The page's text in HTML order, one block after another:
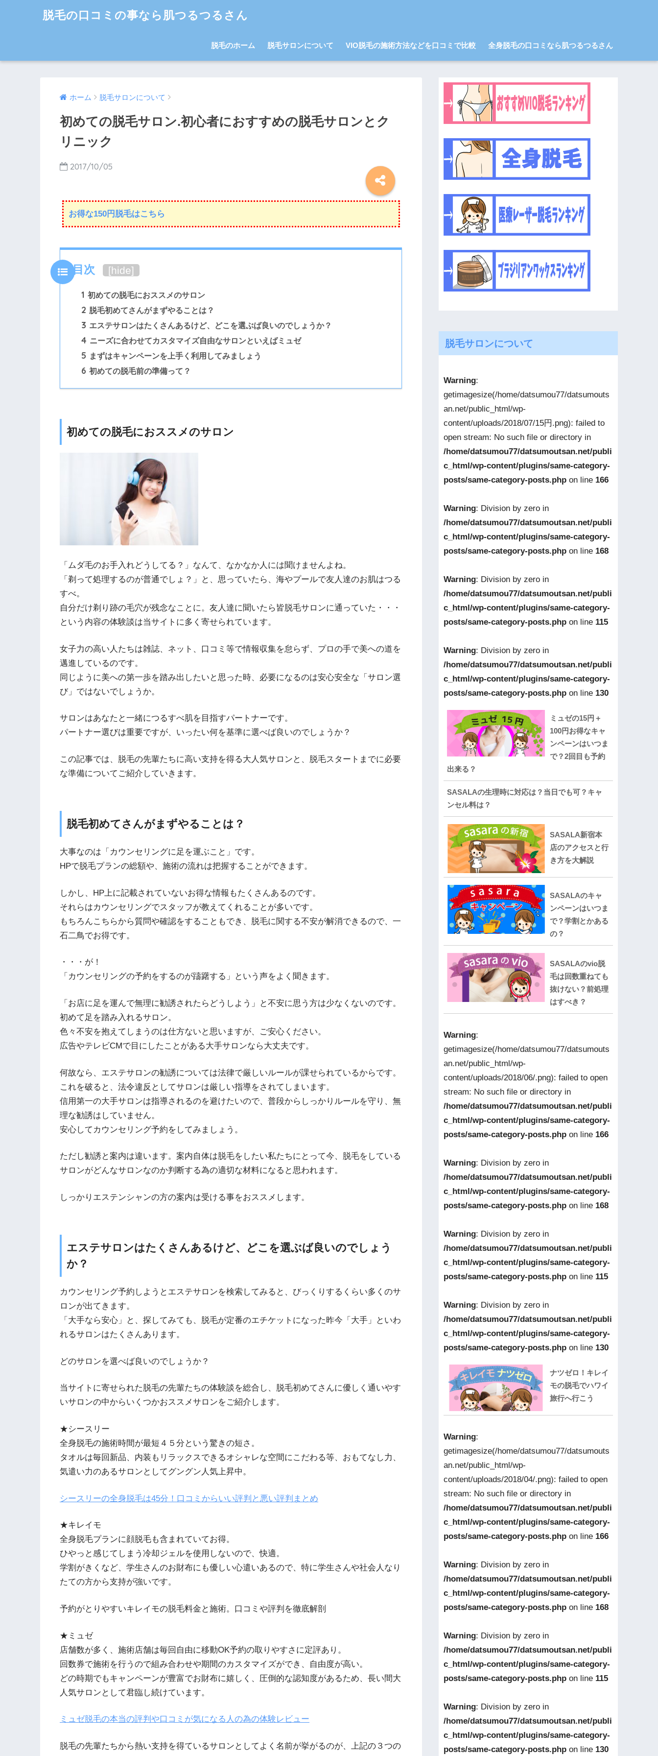
脱毛の口コミの事なら肌つるつるさん
脱毛のホーム 脱毛サロンについて VIO脱毛の施術方法などを口コミで比較 全身脱毛の口コミなら肌つるつるさん
ホーム 脱毛サロンについて
初めての脱毛サロン.初心者におすすめの脱毛サロンとク
リニック
2017/10/05
お得な150円脱毛はこちら
目次 [hide]
1 初めての脱毛におススメのサロン
2 脱毛初めてさんがまずやることは？
3 エステサロンはたくさんあるけど、どこを選ぶば良いのでしょうか？
4 ニーズに合わせてカスタマイズ自由なサロンといえばミュゼ
5 まずはキャンペーンを上手く利用してみましょう
6 初めての脱毛前の準備って？
初めての脱毛におススメのサロン
「ムダ毛のお手入れどうしてる？」なんて、なかなか人には聞けませんよね。
「剃って処理するのが普通でしょ？」と、思っていたら、海やプールで友人達のお肌はつる
すべ。
自分だけ剃り跡の毛穴が残念なことに。友人達に聞いたら皆脱毛サロンに通っていた・・・
という内容の体験談は当サイトに多く寄せられています。
女子力の高い人たちは雑誌、ネット、口コミ等で情報収集を怠らず、プロの手で美への道を
邁進しているのです。
同じように美への第一歩を踏み出したいと思った時、必要になるのは安心安全な「サロン選
び」ではないでしょうか。
サロンはあなたと一緒につるすべ肌を目指すパートナーです。
パートナー選びは重要ですが、いったい何を基準に選べば良いのでしょうか？
この記事では、脱毛の先輩たちに高い支持を得る大人気サロンと、脱毛スタートまでに必要
な準備についてご紹介していきます。
脱毛初めてさんがまずやることは？
大事なのは「カウンセリングに足を運ぶこと」です。
HPで脱毛プランの総額や、施術の流れは把握することができます。
しかし、HP上に記載されていないお得な情報もたくさんあるのです。
それらはカウンセリングでスタッフが教えてくれることが多いです。
もちろんこちらから質問や確認をすることもでき、脱毛に関する不安が解消できるので、一
石二鳥でお得です。
・・・が！
「カウンセリングの予約をするのが躊躇する」という声をよく聞きます。
「お店に足を運んで無理に勧誘されたらどうしよう」と不安に思う方は少なくないのです。
初めて足を踏み入れるサロン。
色々不安を抱えてしまうのは仕方ないと思いますが、ご安心ください。
広告やテレビCMで目にしたことがある大手サロンなら大丈夫です。
何故なら、エステサロンの勧誘については法律で厳しいルールが課せられているからです。
これを破ると、法令違反としてサロンは厳しい指導をされてしまいます。
信用第一の大手サロンは指導されるのを避けたいので、普段からしっかりルールを守り、無
理な勧誘はしていません。
安心してカウンセリング予約をしてみましょう。
ただし勧誘と案内は違います。案内自体は脱毛をしたい私たちにとって今、脱毛をしている
サロンがどんなサロンなのか判断する為の適切な材料になると思われます。
しっかりエステンシャンの方の案内は受ける事をおススメします。
エステサロンはたくさんあるけど、どこを選ぶば良いのでしょう
か？
カウンセリング予約しようとエステサロンを検索してみると、びっくりするくらい多くのサ
ロンが出てきます。
「大手なら安心」と、探してみても、脱毛が定番のエチケットになった昨今「大手」といわ
れるサロンはたくさんあります。
どのサロンを選べば良いのでしょうか？
当サイトに寄せられた脱毛の先輩たちの体験談を総合し、脱毛初めてさんに優しく通いやす
いサロンの中からいくつかおススメサロンをご紹介します。
★シースリー
全身脱毛の施術時間が最短４５分という驚きの短さ。
タオルは毎回新品、内装もリラックスできるオシャレな空間にこだわる等、おもてなし力、
気遣い力のあるサロンとしてグングン人気上昇中。
シースリーの全身脱毛は45分！口コミからいい評判と悪い評判まとめ
★キレイモ
全身脱毛プランに顔脱毛も含まれていてお得。
ひやっと感じてしまう冷却ジェルを使用しないので、快適。
学割がきくなど、学生さんのお財布にも優しい心遣いあるので、特に学生さんや社会人なり
たての方から支持が強いです。
予約がとりやすいキレイモの脱毛料金と施術。口コミや評判を徹底解剖
★ミュゼ
店舗数が多く、施術店舗は毎回自由に移動OK予約の取りやすさに定評あり。
回数券で施術を行うので組み合わせや期間のカスタマイズができ、自由度が高い。
どの時期でもキャンペーンが豊富でお財布に嬉しく、圧倒的な認知度があるため、長い間大
人気サロンとして君臨し続けています。
ミュゼ脱毛の本当の評判や口コミが気になる人の為の体験レビュー
脱毛の先輩たちから熱い支持を得ているサロンとしてよく名前が挙がるのが、上記の３つの
脱毛サロンについて
Warning:
getimagesize(/home/datsumou77/datsumouts
an.net/public_html/wp-
content/uploads/2018/07/15円.png): failed to
open stream: No such file or directory in
/home/datsumou77/datsumoutsan.net/publi
c_html/wp-content/plugins/same-category-
posts/same-category-posts.php on line 166
Warning: Division by zero in
/home/datsumou77/datsumoutsan.net/publi
c_html/wp-content/plugins/same-category-
posts/same-category-posts.php on line 168
Warning: Division by zero in
/home/datsumou77/datsumoutsan.net/publi
c_html/wp-content/plugins/same-category-
posts/same-category-posts.php on line 115
Warning: Division by zero in
/home/datsumou77/datsumoutsan.net/publi
c_html/wp-content/plugins/same-category-
posts/same-category-posts.php on line 130
ミュゼの15円＋
100円お得なキャ
ンペーンはいつま
で？2回目も予約
出来る？
SASALAの生理時に対応は？当日でも可？キャ
ンセル料は？
SASALA新宿本
店のアクセスと行
き方を大解説
SASALAのキャ
ンペーンはいつま
で？学割とかある
の？
SASALAのvio脱
毛は回数重ねても
抜けない？前処理
はすべき？
Warning:
getimagesize(/home/datsumou77/datsumouts
an.net/public_html/wp-
content/uploads/2018/06/.png): failed to open
stream: No such file or directory in
/home/datsumou77/datsumoutsan.net/publi
c_html/wp-content/plugins/same-category-
posts/same-category-posts.php on line 166
Warning: Division by zero in
/home/datsumou77/datsumoutsan.net/publi
c_html/wp-content/plugins/same-category-
posts/same-category-posts.php on line 168
Warning: Division by zero in
/home/datsumou77/datsumoutsan.net/publi
c_html/wp-content/plugins/same-category-
posts/same-category-posts.php on line 115
Warning: Division by zero in
/home/datsumou77/datsumoutsan.net/publi
c_html/wp-content/plugins/same-category-
posts/same-category-posts.php on line 130
ナツゼロ！キレイ
モの脱毛でハワイ
旅行へ行こう
Warning:
getimagesize(/home/datsumou77/datsumouts
an.net/public_html/wp-
content/uploads/2018/04/.png): failed to open
stream: No such file or directory in
/home/datsumou77/datsumoutsan.net/publi
c_html/wp-content/plugins/same-category-
posts/same-category-posts.php on line 166
Warning: Division by zero in
/home/datsumou77/datsumoutsan.net/publi
c_html/wp-content/plugins/same-category-
posts/same-category-posts.php on line 168
Warning: Division by zero in
/home/datsumou77/datsumoutsan.net/publi
c_html/wp-content/plugins/same-category-
posts/same-category-posts.php on line 115
Warning: Division by zero in
/home/datsumou77/datsumoutsan.net/publi
c_html/wp-content/plugins/same-category-
posts/same-category-posts.php on line 130